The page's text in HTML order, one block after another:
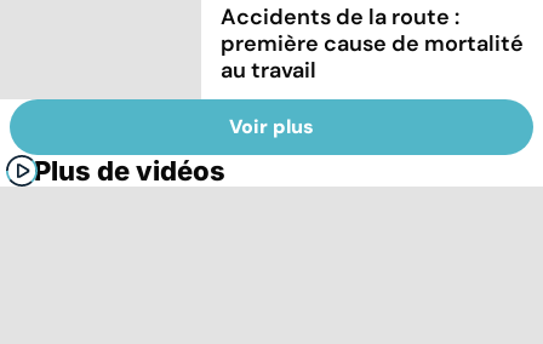
Accidents de la route :
première cause de mortalité
au travail
Voir plus
Plus de vidéos